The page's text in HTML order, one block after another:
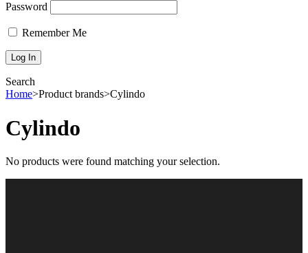
Password
Remember Me
Search
Home>Product brands>Cylindo
Cylindo
No products were found matching your selection.